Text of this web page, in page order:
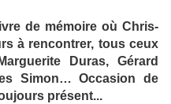
de mémoire où Chris-
à rencontrer, tous ceux
Duras, Gérard
Simon… Occasion de
présent...